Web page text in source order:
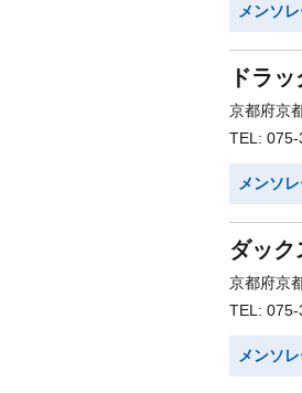
メンソ
ドラ
京都府京
TEL:
メンソ
ダッ
京都府京
TEL:
メンソ